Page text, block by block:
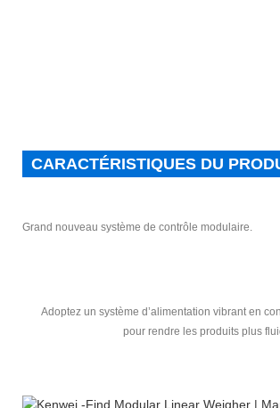
CARACTÉRISTIQUES DU
Grand nouveau système de contrôle modulaire.
Adoptez un système d’alimentation vibrant en
pour rendre les produits plus